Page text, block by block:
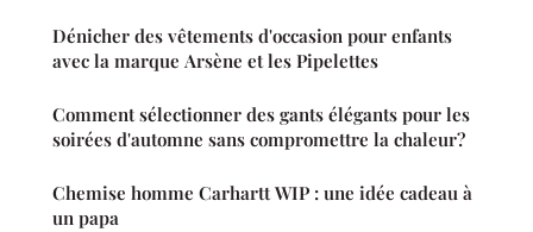
Dénicher des vêtements d'occasion pour enfants
avec la marque Arsène et les Pipelettes
Comment sélectionner des gants élégants pour les
soirées d'automne sans compromettre la chaleur?
Chemise homme Carhartt WIP : une idée cadeau à
un papa